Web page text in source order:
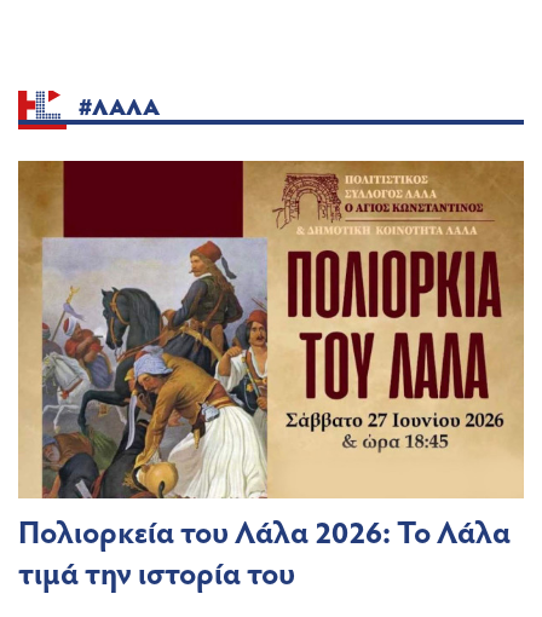
#ΛΑΛΑ
Πολιορκεία του Λάλα 2026: Το Λάλα
τιμά την ιστορία του